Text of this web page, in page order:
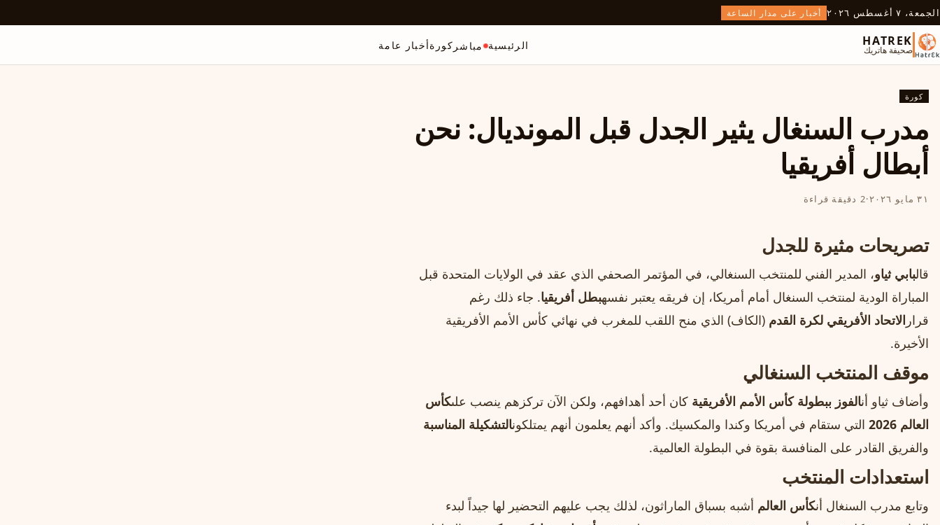
الجمعة، ٧ أغسطس ٢٠٢٦ أخبار على مدار الساعة
HATREK
صحيفة هاتريك الرئيسية مباشر كورةأخبار عامة
كورة
مدرب السنغال يثير الجدل قبل المونديال: نحن
أبطال أفريقيا
٣١ مايو ٢٠٢٦ ·2 دقيقة قراءة
تصريحات مثيرة للجدل
قالبابي ثياو، المدير الفني للمنتخب السنغالي، في المؤتمر الصحفي الذي عقد في الولايات المتحدة قبل
المباراة الودية لمنتخب السنغال أمام أمريكا، إن فريقه يعتبر نفسهبطل أفريقيا. جاء ذلك رغم
قرار الاتحاد الأفريقي لكرة القدم (الكاف) الذي منح اللقب للمغرب في نهائي كأس الأمم الأفريقية
الأخيرة.
موقف المنتخب السنغالي
وأضاف ثياو أنالفوز ببطولة كأس الأمم الأفريقية كان أحد أهدافهم، ولكن الآن تركزهم ينصب علىكأس
العالم 2026
التي ستقام في أمريكا وكندا والمكسيك. وأكد أنهم يعلمون أنهم يمتلكونالتشكيلة المناسبة
والفريق القادر على المنافسة بقوة في البطولة العالمية.
استعدادات المنتخب
وتابع مدرب السنغال أنكأس العالم أشبه بسباق الماراثون، لذلك يجب عليهم التحضير لها جيداً لبدء